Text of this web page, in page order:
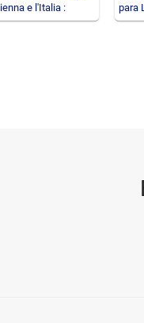
e l'Italia :
di libre
para